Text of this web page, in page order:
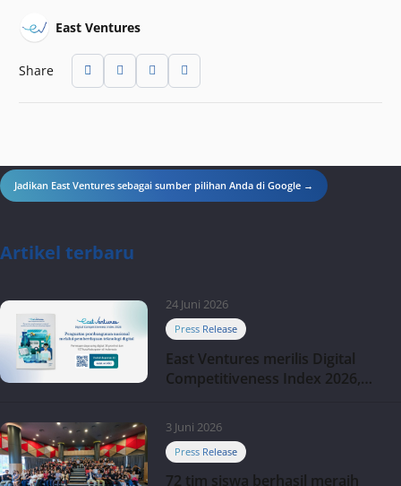
East Ventures
Share
Jadikan East Ventures sebagai sumber pilihan Anda di Google →
Artikel terbaru
24 Juni 2026
Press Release
East Ventures merilis Digital
Competitiveness Index 2026,
3 Juni 2026
Press Release
72 tim siswa berhasil meraih